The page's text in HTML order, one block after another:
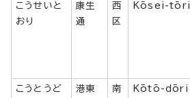
こうせいと
おり
康生
通
西
区
Kōsei-tōri
こうとうど
港東
南
Kōtō-dōri